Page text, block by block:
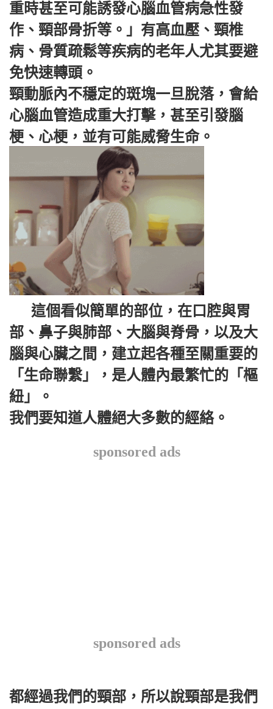
重時甚至可能誘發心腦血管病急性發
作、頸部骨折等。」有高血壓、頸椎
病、骨質疏鬆等疾病的老年人尤其要避
免快速轉頭。
頸動脈內不穩定的斑塊一旦脫落，會給
心腦血管造成重大打擊，甚至引發腦
梗、心梗，並有可能威脅生命。
這個看似簡單的部位，在口腔與胃
部、鼻子與肺部、大腦與脊骨，以及大
腦與心臟之間，建立起各種至關重要的
「生命聯繫」，是人體內最繁忙的「樞
紐」。
我們要知道人體絕大多數的經絡。
sponsored ads
sponsored ads
都經過我們的頸部，所以說頸部是我們